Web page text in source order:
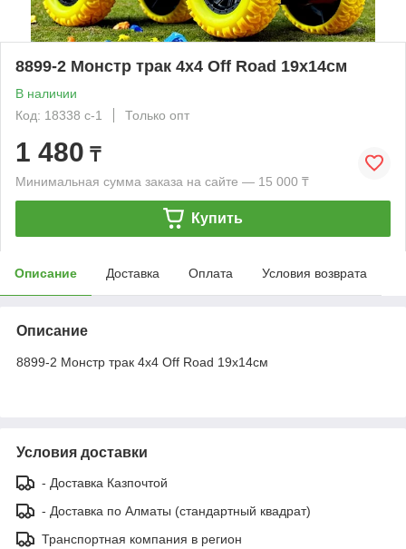
8899-2 Монстр трак 4х4 Off Road 19х14см
В наличии
Код: 18338 с-1
Только опт
1 480 ₸
Минимальная сумма заказа на сайте — 15 000 ₸
Купить
Описание Доставка Оплата Условия возврата
Описание
8899-2 Монстр трак 4х4 Off Road 19х14см
Условия доставки
- Доставка Казпочтой
- Доставка по Алматы (стандартный квадрат)
Транспортная компания в регион